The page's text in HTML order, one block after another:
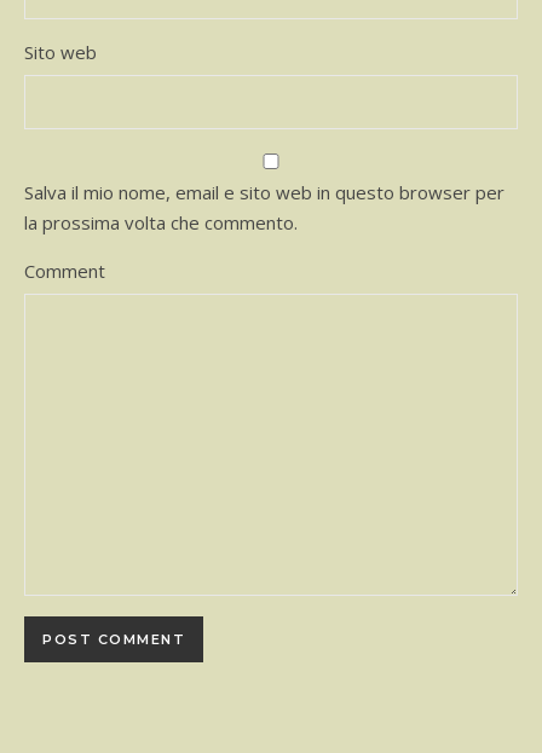
Sito web
Salva il mio nome, email e sito web in questo browser per
la prossima volta che commento.
Comment